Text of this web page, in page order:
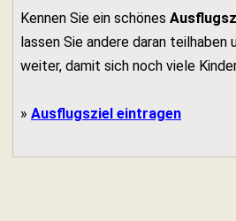
Kennen Sie ein schönes
lassen Sie andere daran teilhaben
weiter, damit sich noch viele
» Ausflugsziel eintragen